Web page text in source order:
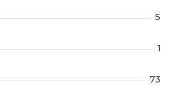
5
1
73